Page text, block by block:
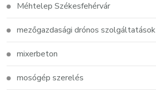
Méhtelep Székesfehérvár
mezőgazdasági drónos szolgáltatások
mixerbeton
mosógép szerelés